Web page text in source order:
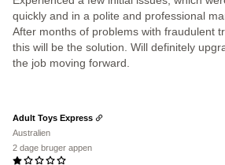
quickly and in a polite and professional
After months of problems with fraudulent
this will be the solution. Will definitely
the job moving forward.
Adult Toys Express
Australien
2 dage bruger appen